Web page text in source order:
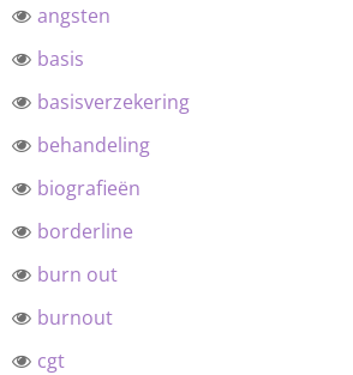
angsten
basis
basisverzekering
behandeling
biografieën
borderline
burn out
burnout
cgt